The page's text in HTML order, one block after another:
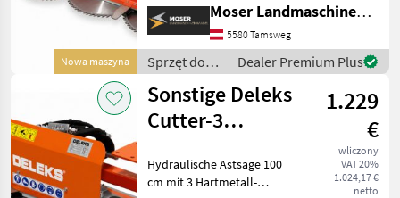
Nowa maszyna
Astsäge von DELEKS wurde
für den intensiven
Rückschnitt von Hecken,
Strä
Moser Landmaschinenhandel
5580 Tamsweg
Sprzęt do
pielęgnacji
drzew /
Sonstige
Dealer Premium Plus
Sonstige Deleks
Cutter-3
Astsäge
1.229
€
wliczony
VAT 20%
1.024,17 €
netto
Hydraulische Astsäge 100
cm mit 3 Hartmetall-